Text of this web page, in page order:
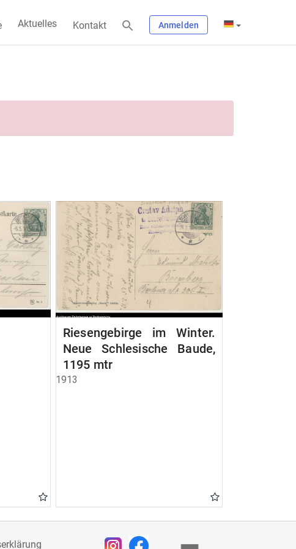
Aktuelles Kontakt Anmelden
Riesengebirge im Winter.
Neue Schlesische Baude,
1195 mtr
1913